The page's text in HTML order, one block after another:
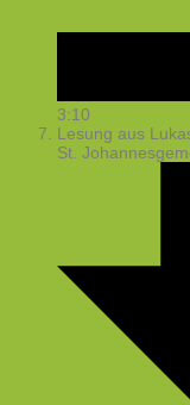
3:10
Lesung aus
St.